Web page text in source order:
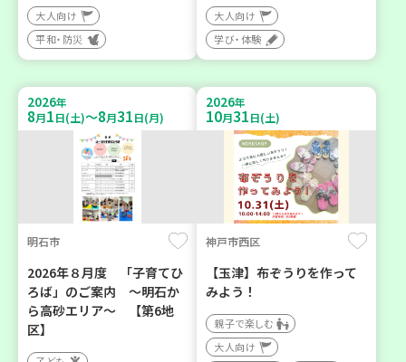
大人向け
平和・防災
大人向け
学び・体験
2026年
8月1日(土)～8月31日(月)
明石市
2026年８月度 「子育てひ
ろば」のご案内 ～明石か
ら高砂エリア～ 【第6地
区】
2026年
10月31日(土)
神戸市西区
【玉津】布ぞうりを作って
みよう！
親子で楽しむ
大人向け